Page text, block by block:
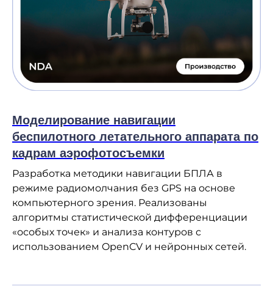
Моделирование навигации
беспилотного летательного аппарата по
кадрам аэрофотосъемки
Разработка методики навигации БПЛА в
режиме радиомолчания без GPS на основе
компьютерного зрения. Реализованы
алгоритмы статистической дифференциации
«особых точек» и анализа контуров с
использованием OpenCV и нейронных сетей.